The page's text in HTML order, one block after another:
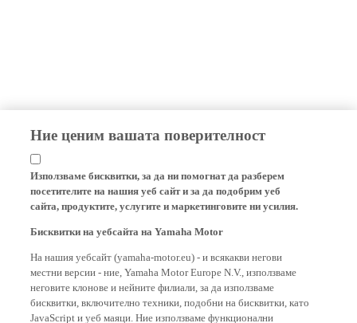
Ние ценим вашата поверителност
Използваме бисквитки, за да ни помогнат да разберем
посетителите на нашия уеб сайт и за да подобрим уеб
сайта, продуктите, услугите и маркетинговите ни усилия.
местни версии - ние, Yamaha Motor Europe N.V., използваме
неговите клонове и нейните филиали, за да използваме
бисквитки, включително техники, подобни на бисквитки, като
JavaScript и уеб маяци. Ние използваме функционални